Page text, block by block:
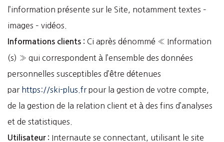
l’information présente sur le Site, notamment textes –
images – vidéos.
Informations clients : Ci après dénommé « Information
(s) » qui correspondent à l’ensemble des données
personnelles susceptibles d’être détenues
par https://ski-plus.frpour la gestion de votre compte,
de la gestion de la relation client et à des fins d’analyses
et de statistiques.
Utilisateur : Internaute se connectant, utilisant le site